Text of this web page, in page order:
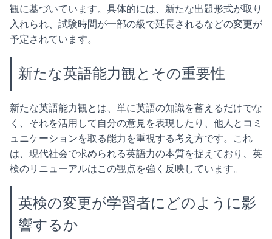
観に基づいています。具体的には、新たな出題形式が取り
入れられ、試験時間が一部の級で延長されるなどの変更が
予定されています。
新たな英語能力観とその重要性
新たな英語能力観とは、単に英語の知識を蓄えるだけでな
く、それを活用して自分の意見を表現したり、他人とコミ
ュニケーションを取る能力を重視する考え方です。これ
は、現代社会で求められる英語力の本質を捉えており、英
検のリニューアルはこの観点を強く反映しています。
英検の変更が学習者にどのように影
響するか